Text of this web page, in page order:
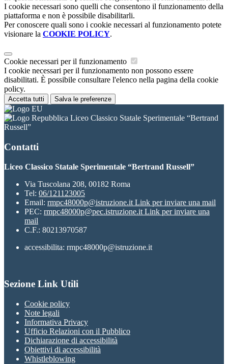
I cookie necessari sono quelli che consentono il funzionamento della
piattaforma e non è possibile disabilitarli.
Per conoscere quali sono i cookie necessari al funzionamento potete
visionare la COOKIE POLICY.
Cookie necessari per il funzionamento
I cookie necessari per il funzionamento non possono essere
disabilitati. È possibile consultare l'elenco nella pagina della cookie
policy.
Accetta tutti Salva le preferenze
Liceo Classico Statale Sperimentale “Bertrand
Russell”
Contatti
Liceo Classico Statale Sperimentale “Bertrand Russell”
Via Tuscolana 208, 00182 Roma
Tel: 06/121123005
Email: rmpc48000p@istruzione.it Link per inviare una mail
PEC: rmpc48000p@pec.istruzione.it Link per inviare una
mail
C.F.: 80213970587
accessibilita: rmpc48000p@istruzione.it
Sezione Link Utili
Cookie policy
Note legali
Informativa Privacy
Ufficio Relazioni con il Pubblico
Dichiarazione di accessibilità
Obiettivi di accessibilità
Whistleblowing